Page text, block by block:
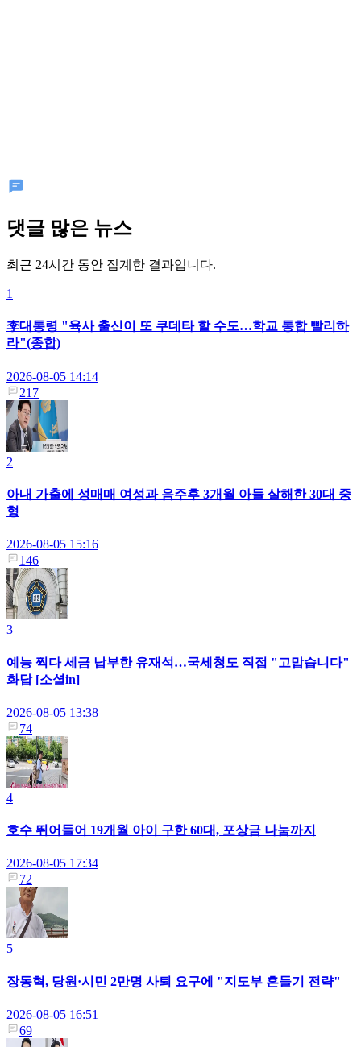
댓글 많은 뉴스
최근 24시간 동안 집계한 결과입니다.
1
李대통령 "육사 출신이 또 쿠데타 할 수도…학교 통합 빨리하
라"(종합)
2026-08-05 14:14
217
2
아내 가출에 성매매 여성과 음주후 3개월 아들 살해한 30대 중
형
2026-08-05 15:16
146
3
예능 찍다 세금 납부한 유재석…국세청도 직접 "고맙습니다"
화답 [소셜in]
2026-08-05 13:38
74
4
호수 뛰어들어 19개월 아이 구한 60대, 포상금 나눔까지
2026-08-05 17:34
72
5
장동혁, 당원·시민 2만명 사퇴 요구에 "지도부 흔들기 전략"
2026-08-05 16:51
69